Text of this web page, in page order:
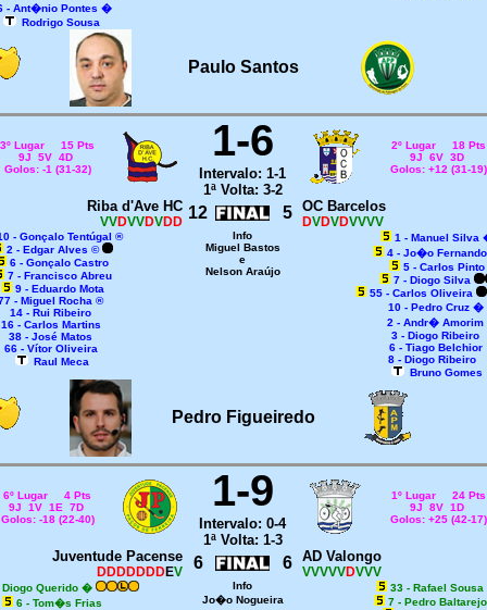
- Ant�nio Pontes �
Rodrigo Sousa
Paulo Santos
3º Lugar 15 Pts
9J 5V 4D
Golos: -1 (31-32)
1-6
Intervalo: 1-1
1ª Volta: 3-2
2º Lugar 18 Pts
9J 6V 3D
Golos: +12 (31-19)
Riba d'Ave HC
VVDVVDVDD 12 5 OC Barcelos
DVDVDVVVV
- Gonçalo Tentúgal ®
2 - Edgar Alves ©
6 - Gonçalo Castro
7 - Francisco Abreu
9 - Eduardo Mota
- Miguel Rocha ®
14 - Rui Ribeiro
16 - Carlos Martins
38 - José Matos
66 - Vítor Oliveira
Raul Meca
Info
Miguel Bastos
e
Nelson Araújo
1 - Manuel Silva
4 - Jo�o Fernando
5 - Carlos Pinto
7 - Diogo Silva
55 - Carlos Oliveira
10 - Pedro Cruz �
2 - Andr� Amorim
3 - Diogo Ribeiro
6 - Tiago Belchior
8 - Diogo Ribeiro
Bruno Gomes
Pedro Figueiredo
6º Lugar 4 Pts
9J 1V 1E 7D
Golos: -18 (22-40)
1-9
Intervalo: 0-4
1ª Volta: 1-3
1º Lugar 24 Pts
9J 8V 1D
Golos: +25 (42-17)
Juventude Pacense
DDDDDDDEV 6 6 AD Valongo
VVVVVDVVV
Diogo Querido �
6 - Tom�s Frias
Info
Jo�o Nogueira
33 - Rafael Sousa
7 - Pedro